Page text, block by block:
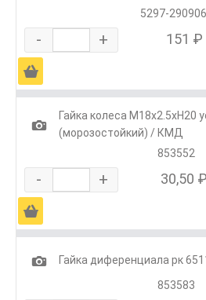
5297-
- + 151 ₽
Ä
1
Гайка колеса М18х2.5хH20
(морозостойкий) / КМД
853552
- + 30,50 ₽
Ä
1
Гайка диференциала рк
853583